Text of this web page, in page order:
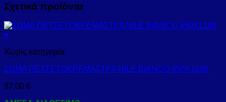
Σχετικά προϊόντα
+
Χωρίς κατηγορία
ΣΩΜΑ ΠΕΤΣΕΤΟΚΡΕΜΑΣΤΡΑ NILE BIANCO 450X1180
97,00 €